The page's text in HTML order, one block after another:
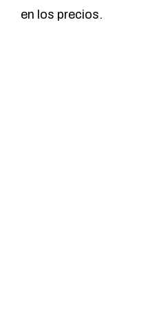
en los precios.